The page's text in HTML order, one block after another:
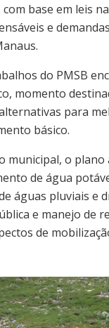
base em leis
e
do PMSB
momento
para
básico.
municipal, o plano
de água
águas pluviais e
e manejo de
de